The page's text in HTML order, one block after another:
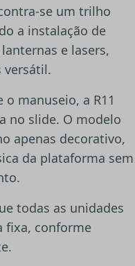
se um trilho
a instalação de
e lasers,
versátil.
manuseio, a R11
no slide. O modelo
apenas decorativo,
da plataforma sem
todas as unidades
fixa, conforme